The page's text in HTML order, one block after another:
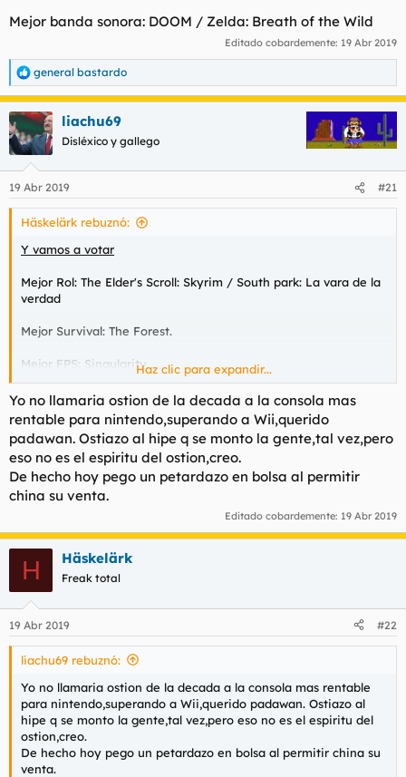
Mejor banda sonora: DOOM / Zelda: Breath of the Wild
Editado cobardemente: 19 Abr 2019
R
e
a
c
c
e
s
general bastardo
liachu69
Disléxico y gallego
19 Abr 2019 #21
Häskelärk rebuznó:
Y vamos a votar
Mejor Rol: The Elder's Scroll: Skyrim / South park: La vara de la
verdad
Mejor Survival: The Forest.
Mejor FPS: Singularity
Mejor GameMod: Brutal Wolfenstein
Mejor Beat em up: Final Fight LNS
Mejor Lucha: Dragon Ball Fighter Z
Mejor Deportivo: Madden 25
Ni con un palo: Fortnite
Hostión de la Década: Nintendo Switch
Mejor Reflote: Grim Fandango Remastered
Mejor sonido: Zelda: Breath of the Wild
Mejor banda sonora: DOOM / Zelda: Breath of the Wild
Haz clic para expandir...
Yo no llamaria ostion de la decada a la consola mas
rentable para nintendo,superando a Wii,querido
padawan. Ostiazo al hipe q se monto la gente,tal vez,pero
eso no es el espiritu del ostion,creo.
De hecho hoy pego un petardazo en bolsa al permitir
china su venta.
Editado cobardemente: 19 Abr 2019
H Häskelärk
Freak total
19 Abr 2019 #22
liachu69 rebuznó:
Yo no llamaria ostion de la decada a la consola mas rentable
para nintendo,superando a Wii,querido padawan. Ostiazo al
hipe q se monto la gente,tal vez,pero eso no es el espiritu del
ostion,creo.
De hecho hoy pego un petardazo en bolsa al permitir china su
venta.